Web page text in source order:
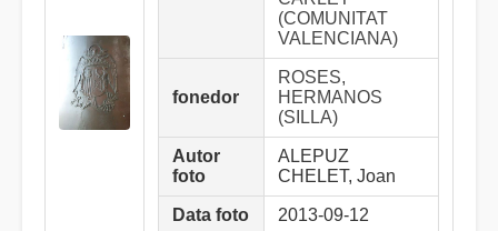
(COMUNITAT
VALENCIANA)
fonedor
ROSES,
HERMANOS
(SILLA)
Autor
foto
ALEPUZ
CHELET, Joan
Data foto 2013-09-12